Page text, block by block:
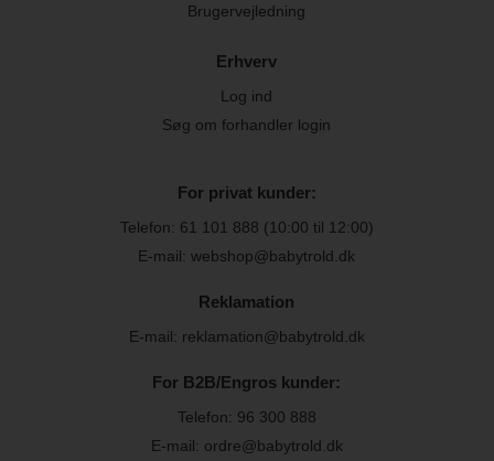
Brugervejledning
Erhverv
Log ind
Søg om forhandler login
For privat kunder:
Telefon: 61 101 888 (10:00 til 12:00)
E-mail: webshop@babytrold.dk
Reklamation
E-mail: reklamation@babytrold.dk
For B2B/Engros kunder:
Telefon: 96 300 888
E-mail: ordre@babytrold.dk